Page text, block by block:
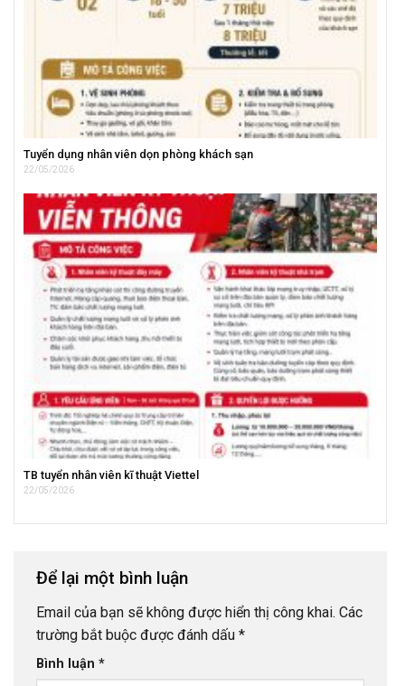
Tuyển dụng nhân viên dọn phòng khách sạn
22/05/2026
TB tuyển nhân viên kĩ thuật Viettel
22/05/2026
Để lại một bình luận
Email của bạn sẽ không được hiển thị công khai. Các
trường bắt buộc được đánh dấu *
Bình luận *